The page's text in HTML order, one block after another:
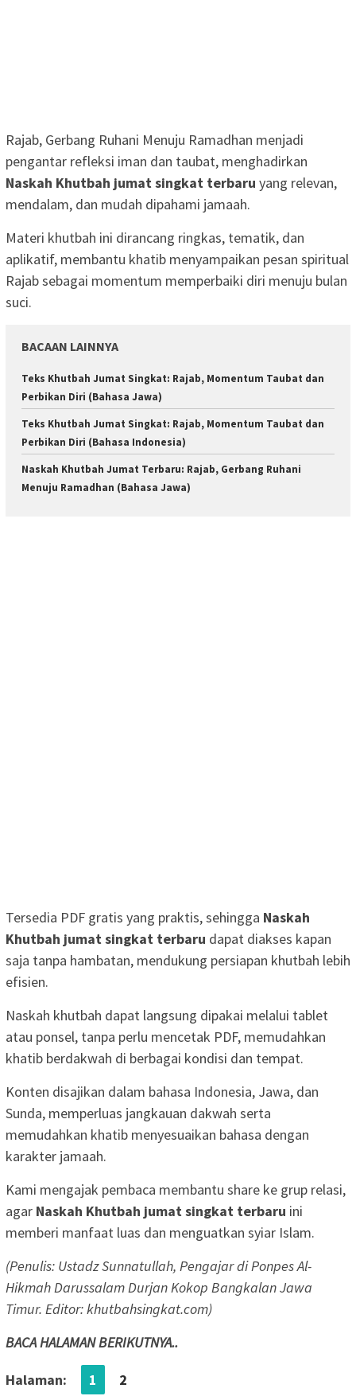
Rajab, Gerbang Ruhani Menuju Ramadhan menjadi
pengantar refleksi iman dan taubat, menghadirkan
Naskah Khutbah jumat singkat terbaru yang relevan,
mendalam, dan mudah dipahami jamaah.
Materi khutbah ini dirancang ringkas, tematik, dan
aplikatif, membantu khatib menyampaikan pesan spiritual
Rajab sebagai momentum memperbaiki diri menuju bulan
suci.
BACAAN LAINNYA
Teks Khutbah Jumat Singkat: Rajab, Momentum Taubat dan
Perbikan Diri (Bahasa Jawa)
Teks Khutbah Jumat Singkat: Rajab, Momentum Taubat dan
Perbikan Diri (Bahasa Indonesia)
Naskah Khutbah Jumat Terbaru: Rajab, Gerbang Ruhani
Menuju Ramadhan (Bahasa Jawa)
Tersedia PDF gratis yang praktis, sehingga Naskah
Khutbah jumat singkat terbaru dapat diakses kapan
saja tanpa hambatan, mendukung persiapan khutbah lebih
efisien.
Naskah khutbah dapat langsung dipakai melalui tablet
atau ponsel, tanpa perlu mencetak PDF, memudahkan
khatib berdakwah di berbagai kondisi dan tempat.
Konten disajikan dalam bahasa Indonesia, Jawa, dan
Sunda, memperluas jangkauan dakwah serta
memudahkan khatib menyesuaikan bahasa dengan
karakter jamaah.
Kami mengajak pembaca membantu share ke grup relasi,
agar Naskah Khutbah jumat singkat terbaru ini
memberi manfaat luas dan menguatkan syiar Islam.
(Penulis: Ustadz Sunnatullah, Pengajar di Ponpes Al-
Hikmah Darussalam Durjan Kokop Bangkalan Jawa
Timur. Editor: khutbahsingkat.com)
BACA HALAMAN BERIKUTNYA..
Halaman: 1 2